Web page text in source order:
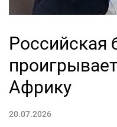
Российская
Африку
20.07.2026